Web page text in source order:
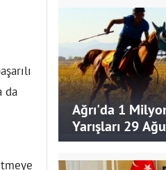
da
Ağrı'da 1
Yarışları 29